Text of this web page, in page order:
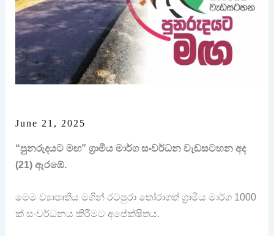
June 21, 2025
“පුනරුදයට මඟ” ග්‍රාමීය මාර්ග සංවර්ධන වැඩසටහන අද
(21) ඇරඹේ.
මෙම ව්‍යාපෘතිය මගින් රටපුරා තෝරාගත් ග්‍රාමීය මාර්ග 1000
ක් සංවර්ධනය කිරීමට අපේක්ෂිතය.